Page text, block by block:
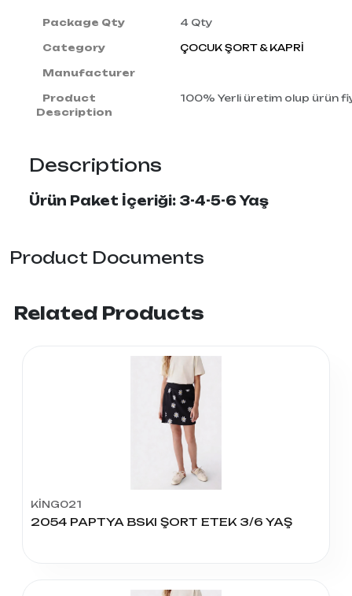
Package Qty 4 Qty
Category ÇOCUK ŞORT & KAPRİ
Manufacturer
Product
Description
100% Yerli üretim olup ürün
Descriptions
Ürün Paket İçeriği: 3-4-5-6 Yaş
Product Documents
Related Products
KİNG021
2054 PAPTYA BSKI ŞORT ETEK 3/6 YAŞ